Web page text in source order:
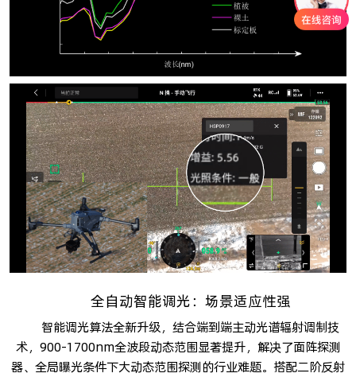
全自动智能调光：场景适应性强
智能调光算法全新升级，结合端到端主动光谱辐射调制技
术，900-1700nm全波段动态范围显著提升，解决了面阵探测
器、全局曝光条件下大动态范围探测的行业难题。搭配二阶反射